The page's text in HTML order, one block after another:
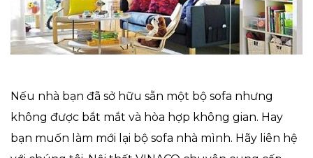
Nếu nhà bạn đã sở hữu sẵn một bộ sofa nhưng
không được bắt mắt và hòa hợp không gian. Hay
bạn muốn làm mới lại bộ sofa nhà mình. Hãy liên hệ